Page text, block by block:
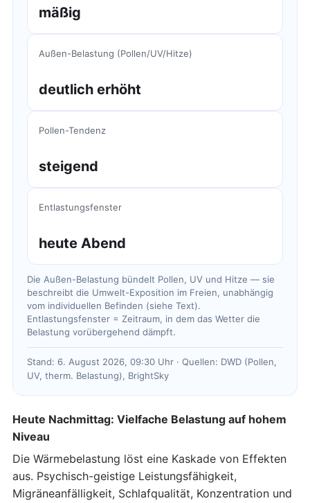
mäßig
Außen-Belastung (Pollen/UV/Hitze)
deutlich erhöht
Pollen-Tendenz
steigend
Entlastungsfenster
heute Abend
Die Außen-Belastung bündelt Pollen, UV und Hitze — sie
beschreibt die Umwelt-Exposition im Freien, unabhängig
vom individuellen Befinden (siehe Text).
Entlastungsfenster = Zeitraum, in dem das Wetter die
Belastung vorübergehend dämpft.
Stand: 6. August 2026, 09:30 Uhr · Quellen: DWD (Pollen,
UV, therm. Belastung), BrightSky
Heute Nachmittag: Vielfache Belastung auf hohem
Niveau
Die Wärmebelastung löst eine Kaskade von Effekten
aus. Psychisch-geistige Leistungsfähigkeit,
Migräneanfälligkeit, Schlafqualität, Konzentration und